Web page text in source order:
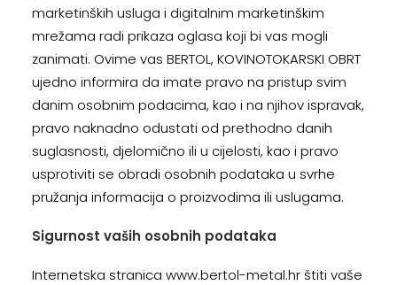
marketinških usluga i digitalnim marketinškim
mrežama radi prikaza oglasa koji bi vas mogli
zanimati. Ovime vas BERTOL, KOVINOTOKARSKI OBRT
ujedno informira da imate pravo na pristup svim
danim osobnim podacima, kao i na njihov ispravak,
pravo naknadno odustati od prethodno danih
suglasnosti, djelomično ili u cijelosti, kao i pravo
usprotiviti se obradi osobnih podataka u svrhe
pružanja informacija o proizvodima ili uslugama.
Sigurnost vaših osobnih podataka
Internetska stranica www.bertol-metal.hr štiti vaše